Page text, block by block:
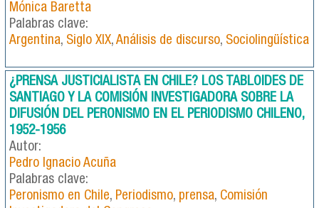
Mónica Baretta
Palabras clave:
Argentina, Siglo XIX, Análisis de discurso, Sociolingüística
¿PRENSA JUSTICIALISTA EN CHILE? LOS TABLOIDES DE
SANTIAGO Y LA COMISIÓN INVESTIGADORA SOBRE LA
DIFUSIÓN DEL PERONISMO EN EL PERIODISMO CHILENO,
1952-1956
Autor:
Pedro Ignacio Acuña
Palabras clave:
Peronismo en Chile, Periodismo, prensa, Comisión